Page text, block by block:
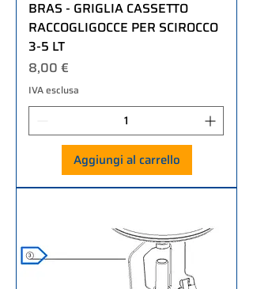
BRAS - GRIGLIA CASSETTO
RACCOGLIGOCCE PER SCIROCCO
3-5 LT
Prezzo
8,00 €
IVA esclusa
Aggiungi al carrello